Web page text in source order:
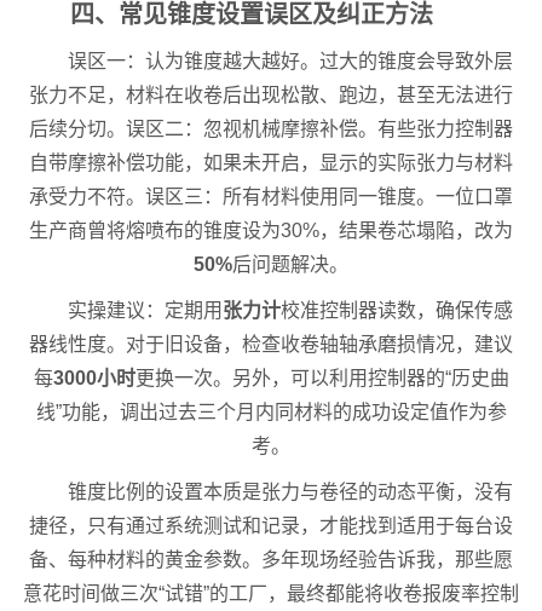
四、常见锥度设置误区及纠正方法
误区一：认为锥度越大越好。过大的锥度会导致外层
张力不足，材料在收卷后出现松散、跑边，甚至无法进行
后续分切。误区二：忽视机械摩擦补偿。有些张力控制器
自带摩擦补偿功能，如果未开启，显示的实际张力与材料
承受力不符。误区三：所有材料使用同一锥度。一位口罩
生产商曾将熔喷布的锥度设为30%，结果卷芯塌陷，改为
50%后问题解决。
实操建议：定期用 张力计校准控制器读数，确保传感
器线性度。对于旧设备，检查收卷轴轴承磨损情况，建议
每3000小时更换一次。另外，可以利用控制器的“历史曲
线”功能，调出过去三个月内同材料的成功设定值作为参
考。
锥度比例的设置本质是张力与卷径的动态平衡，没有
捷径，只有通过系统测试和记录，才能找到适用于每台设
备、每种材料的黄金参数。多年现场经验告诉我，那些愿
意花时间做三次“试错”的工厂，最终都能将收卷报废率控制